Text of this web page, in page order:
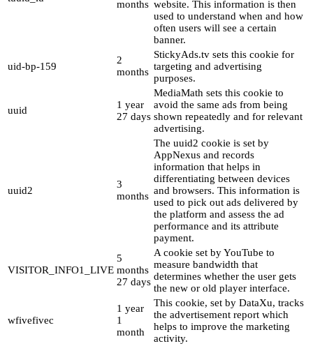
months website. This information is then
used to understand when and how
often users will see a certain
banner.
uid-bp-159
2
months
StickyAds.tv sets this cookie for
targeting and advertising
purposes.
uuid
1 year
27 days
MediaMath sets this cookie to
avoid the same ads from being
shown repeatedly and for relevant
advertising.
uuid2
3
months
The uuid2 cookie is set by
AppNexus and records
information that helps in
differentiating between devices
and browsers. This information is
used to pick out ads delivered by
the platform and assess the ad
performance and its attribute
payment.
VISITOR_INFO1_LIVE
5
months
27 days
A cookie set by YouTube to
measure bandwidth that
determines whether the user gets
the new or old player interface.
wfivefivec
1 year
1
month
This cookie, set by DataXu, tracks
the advertisement report which
helps to improve the marketing
activity.